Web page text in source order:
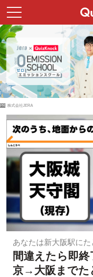
PR 株式会社JERA
あなたは新大阪駅にた
間違えたら即
京→大阪までた